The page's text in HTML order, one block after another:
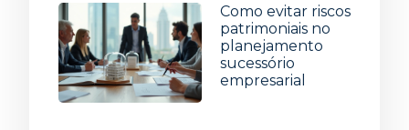
Como evitar riscos
patrimoniais no
planejamento
sucessório
empresarial